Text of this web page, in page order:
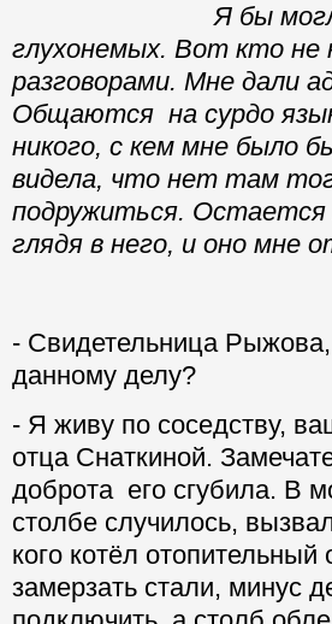
Я бы могла
глухонемых. Вот кто
разговорами. Мне дали
Общаются на сурдо
никого, с кем мне было
видела, что нет там
подружиться. Остается
глядя в него, и оно мне
- Свидетельница
данному делу?
- Я живу по соседству,
отца Снаткиной.
доброта его сгубила. В
столбе случилось,
кого котёл отопительный
замерзать стали, минус